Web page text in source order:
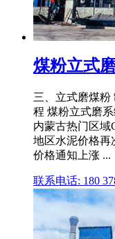
煤粉立式
三、立式磨煤粉
程 煤粉立式磨
内蒙古热门区域
地区水泥价格再
价格通知上涨 ...
联系电话: 180